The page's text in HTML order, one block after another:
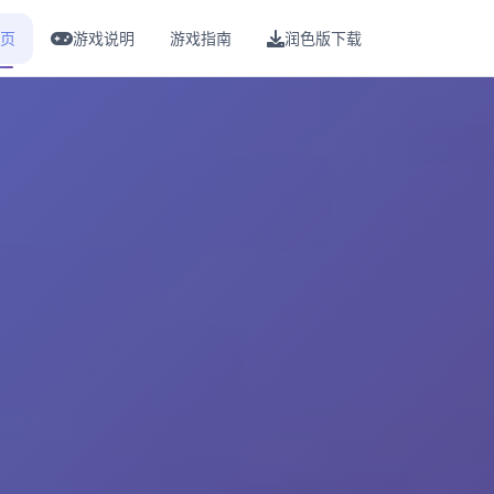
游戏说明 游戏指南 润色版下载